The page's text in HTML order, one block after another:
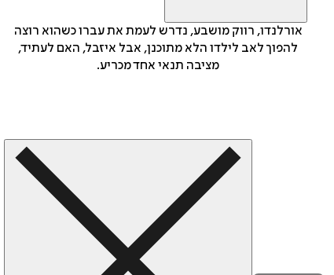
אורלנדו, רווק מושבע, נדרש לעמת את עברו כשהוא רוצה
להפוך לאב לילדו הלא מתוכנן, אבל איזבל, האם לעתיד,
מציבה תנאי אחד מכריע.